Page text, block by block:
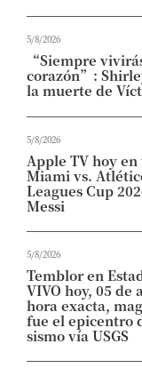
5/8/2026
“Siempre
corazón”:
la muerte de
5/8/2026
Apple TV hoy
Miami vs.
Leagues Cup
Messi
5/8/2026
Temblor en
VIVO hoy, 05 de
hora exacta,
fue el epicentro
sismo vía USGS